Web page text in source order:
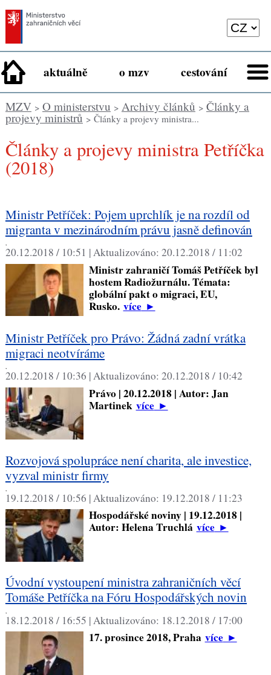
aktuálně o mzv cestování
MZV> O ministerstvu > Archivy článků > Články a
projevy ministrů > Články a projevy ministra...
Články a projevy ministra Petříčka
(2018)
Ministr Petříček: Pojem uprchlík je na rozdíl od
migranta v mezinárodním právu jasně definován
,
20.12.2018 / 10:51 |Aktualizováno: 20.12.2018 / 11:02
Ministr zahraničí Tomáš Petříček byl
hostem Radiožurnálu. Témata:
globální pakt o migraci, EU,
Rusko. více►
Ministr Petříček pro Právo: Žádná zadní vrátka
migraci neotvíráme
,
20.12.2018 / 10:36 |Aktualizováno: 20.12.2018 / 10:42
Právo | 20.12.2018 | Autor: Jan
Martinek více►
Rozvojová spolupráce není charita, ale investice,
vyzval ministr firmy
,
19.12.2018 / 10:56 |Aktualizováno: 19.12.2018 / 11:23
Hospodářské noviny | 19.12.2018 |
Autor: Helena Truchlá více►
Úvodní vystoupení ministra zahraničních věcí
Tomáše Petříčka na Fóru Hospodářských novin
,
18.12.2018 / 16:55 |Aktualizováno: 18.12.2018 / 17:00
17. prosince 2018, Praha více►